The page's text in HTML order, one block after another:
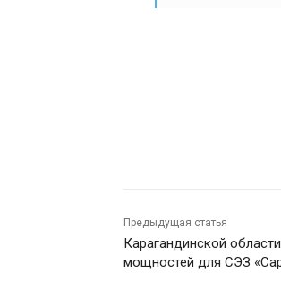
Предыдущая статья
Карагандинской
мощностей для СЭЗ